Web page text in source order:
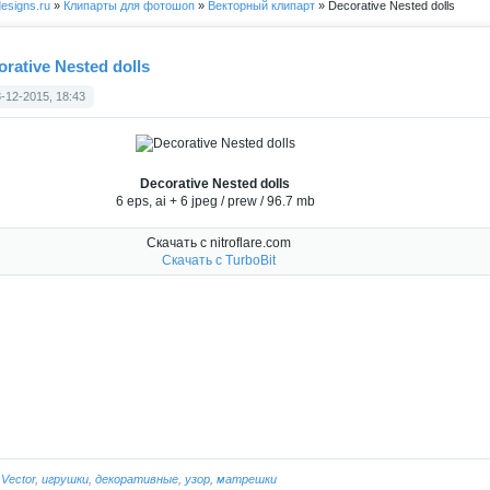
» Клипарты для фотошоп » Векторный клипарт » Decorative Nested dolls
Nested dolls
12-2015, 18:43
Decorative Nested dolls
6 eps, ai + 6 jpeg / prew / 96.7 mb
Скачать с nitroflare.com
Скачать с TurboBit
Vector, игрушки декоративные узор матрешки